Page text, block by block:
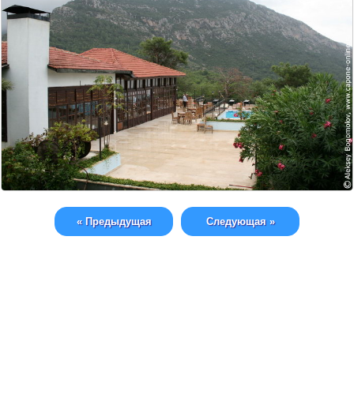
« Предыдущая Следующая »